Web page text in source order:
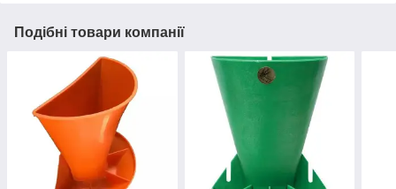
Подібні товари компанії